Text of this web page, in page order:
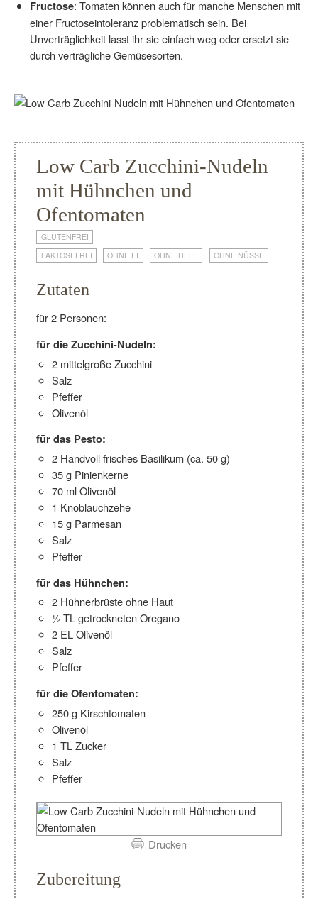
Fructose: Tomaten können auch für manche Menschen mit
einer Fructoseintoleranz problematisch sein. Bei
Unverträglichkeit lasst ihr sie einfach weg oder ersetzt sie
durch verträgliche Gemüsesorten.
Low Carb Zucchini-Nudeln
mit Hühnchen und
Ofentomaten
GLUTENFREI
LAKTOSEFREI
OHNE EI OHNE HEFE OHNE NÜSSE
Zutaten
für 2 Personen:
für die Zucchini-Nudeln:
2 mittelgroße Zucchini
Salz
Pfeffer
Olivenöl
für das Pesto:
2 Handvoll frisches Basilikum (ca. 50 g)
35 g Pinienkerne
70 ml Olivenöl
1 Knoblauchzehe
15 g Parmesan
Salz
Pfeffer
für das Hühnchen:
2 Hühnerbrüste ohne Haut
½ TL getrockneten Oregano
2 EL Olivenöl
Salz
Pfeffer
für die Ofentomaten:
250 g Kirschtomaten
Olivenöl
1 TL Zucker
Salz
Pfeffer
Drucken
Zubereitung